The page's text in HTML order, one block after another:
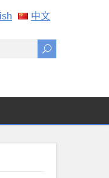
中文